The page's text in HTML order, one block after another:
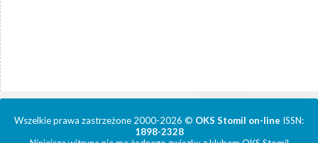
Wszelkie prawa zastrzeżone 2000-2026 © OKS Stomil on-line ISSN:
1898-2328